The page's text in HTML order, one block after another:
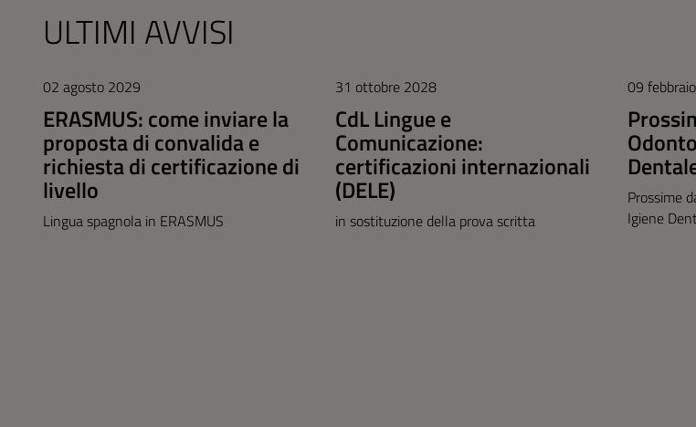
ULTIMI AVVISI
02 agosto 2029
ERASMUS: come inviare la
proposta di convalida e
richiesta di certificazione di
livello
Lingua spagnola in ERASMUS
31 ottobre 2028
CdL Lingue e
Comunicazione:
certificazioni internazionali
(DELE)
in sostituzione della prova scritta
09
Prossime
Igiene